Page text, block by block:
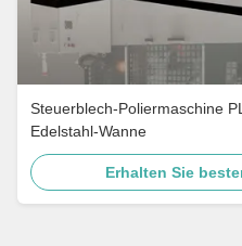
Steuerblech-Poliermaschine
Edelstahl-Wanne
Erhalten Sie